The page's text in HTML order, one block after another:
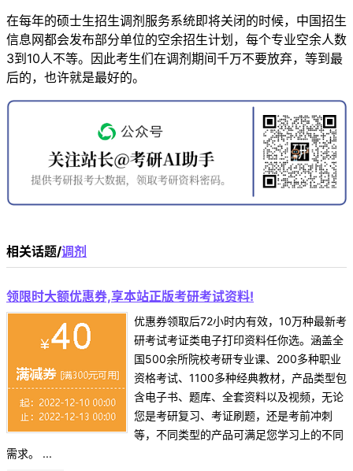
在每年的硕士生招生调剂服务系统即将关闭的时候，中国招生
信息网都会发布部分单位的空余招生计划，每个专业空余人数
3到10人不等。因此考生们在调剂期间千万不要放弃，等到最
后的，也许就是最好的。
相关话题/调剂
领限时大额优惠券,享本站正版考研考试资料!
优惠券领取后72小时内有效，10万种最新考
研考试考证类电子打印资料任你选。涵盖全
国500余所院校考研专业课、200多种职业
资格考试、1100多种经典教材，产品类型包
含电子书、题库、全套资料以及视频，无论
您是考研复习、考证刷题，还是考前冲刺
等，不同类型的产品可满足您学习上的不同
需求。 ...